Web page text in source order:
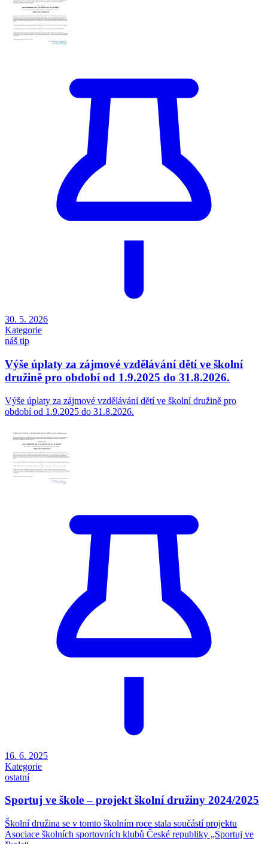
30. 5. 2026
Kategorie
náš tip
Výše úplaty za zájmové vzdělávání dětí ve školní
družině pro období od 1.9.2025 do 31.8.2026.
Výše úplaty za zájmové vzdělávání dětí ve školní družině pro
období od 1.9.2025 do 31.8.2026.
16. 6. 2025
Kategorie
ostatní
Sportuj ve škole – projekt školní družiny 2024/2025
Školní družina se v tomto školním roce stala součástí projektu
Asociace školních sportovních klubů České republiky „Sportuj ve